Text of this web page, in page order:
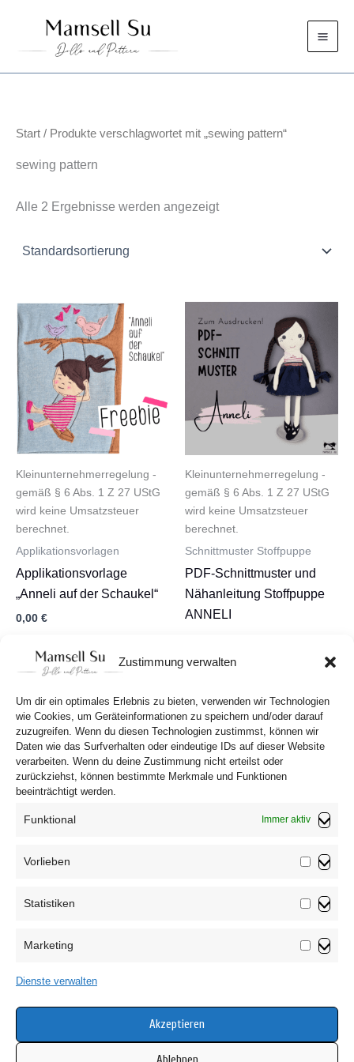
Zustimmung verwalten
Um dir ein optimales Erlebnis zu bieten, verwenden wir Technologien
wie Cookies, um Geräteinformationen zu speichern und/oder darauf
zuzugreifen. Wenn du diesen Technologien zustimmst, können wir
Daten wie das Surfverhalten oder eindeutige IDs auf dieser Website
verarbeiten. Wenn du deine Zustimmung nicht erteilst oder
zurückziehst, können bestimmte Merkmale und Funktionen
beeinträchtigt werden.
Funktional Immer aktiv
Vorlieben
Statistiken
Marketing
Dienste verwalten
Akzeptieren
springen
Start / Produkte verschlagwortet mit „sewing pattern“
sewing pattern
Alle 2 Ergebnisse werden angezeigt
Kleinunternehmerregelung -
gemäß § 6 Abs. 1 Z 27 UStG
wird keine Umsatzsteuer
berechnet.
Applikationsvorlagen
Applikationsvorlage
„Anneli auf der Schaukel“
0,00 €
In den Warenkorb
Kleinunternehmerregelung -
gemäß § 6 Abs. 1 Z 27 UStG
wird keine Umsatzsteuer
berechnet.
Schnittmuster Stoffpuppe
PDF-Schnittmuster und
Nähanleitung Stoffpuppe
ANNELI
Cookie-Richtlinie (EU)